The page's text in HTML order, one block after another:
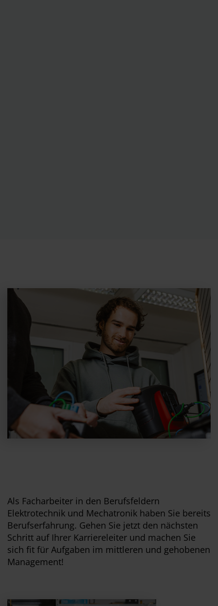
Als Facharbeiter in den Berufsfeldern
Elektrotechnik und Mechatronik haben Sie bereits
Berufserfahrung. Gehen Sie jetzt den nächsten
Schritt auf Ihrer Karriereleiter und machen Sie
sich fit für Aufgaben im mittleren und gehobenen
Management!